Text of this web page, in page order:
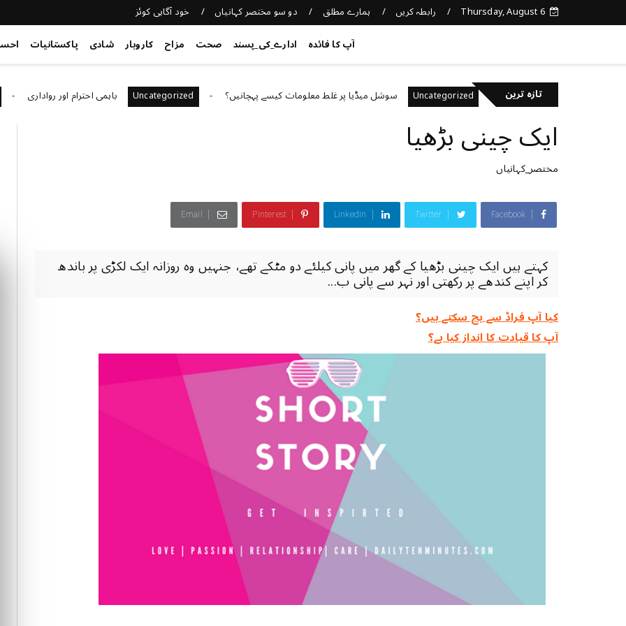
Thursday, August 6 رابطہ کریں ہمارے مطلق دو سو مختصر کہانیاں خود آگاہی کوئز
آپ کا فائدہ ادارے_کی_پسند صحت مزاح کاروبار شادی پاکستانیات
تازہ ترینکا خیال رکھتے ہیں؟ Uncategorized سوشل میڈیا پر غلط معلومات کیسے پہچانیں؟ Uncategorized باہمی احترام اور رواداری
ایک چینی بڑھیا
مختصر_کہانیاں
Facebook
Twitter
Linkedin
Pinterest
Email
کہتے ہیں ایک چینی بڑھیا کے گھر میں پانی کیلئے دو مٹکے تھے، جنہیں وہ روزانہ ایک لکڑی پر باندھ
کر اپنے کندھے پر رکھتی اور نہر سے پانی ب...
کیا آپ فراڈ سے بچ سکتے ہیں؟
آپ کا قیادت کا انداز کیا ہے؟